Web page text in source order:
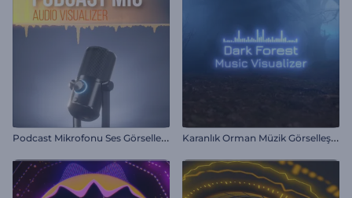
P
odcast Mikrofonu Ses Görselleştirici K
aranlık Orman Müzik Görselleştirici